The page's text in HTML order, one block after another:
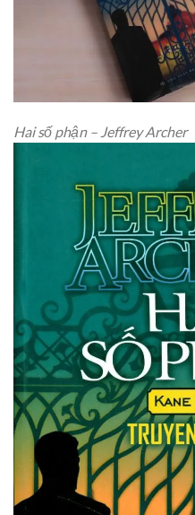
Hai số phận – Jeffrey Archer